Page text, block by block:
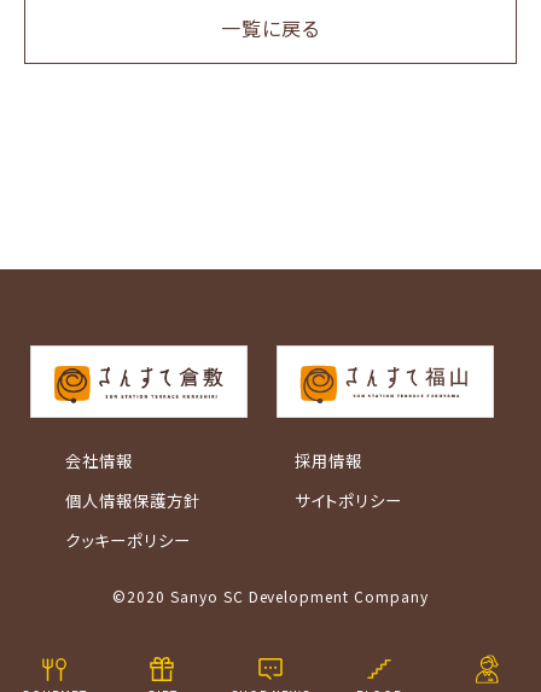
一覧に戻る
会社情報
個人情報保護方針
クッキーポリシー
採用情報
サイトポリシー
©2020 Sanyo SC Development Company